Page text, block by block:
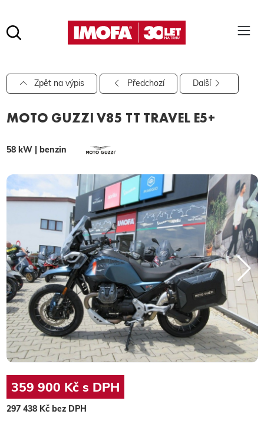
hledat
Pro vyhledávání zadejte alespoň 3 znaky.
Zpět na výpis Předchozí Další
MOTO GUZZI V85 TT TRAVEL E5+
58 kW | benzin
359 900 Kč s DPH
297 438 Kč bez DPH